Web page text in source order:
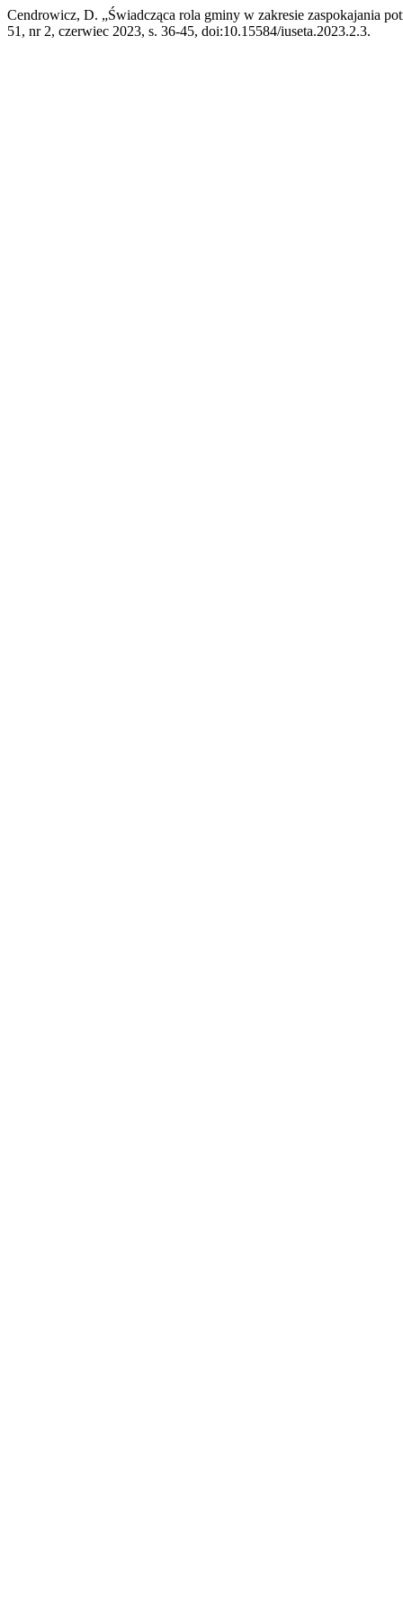
Cendrowicz, D. „Świadcząca rola gminy w zakresie zaspokajania
51, nr 2, czerwiec 2023, s. 36-45, doi:10.15584/iuseta.2023.2.3.